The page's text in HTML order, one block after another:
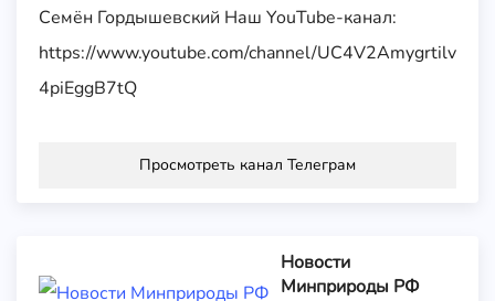
Семён Гордышевский Наш YouTube-канал:
https://www.youtube.com/channel/UC4V2Amygrtilv
4piEggB7tQ
Просмотреть канал Телеграм
Новости
Минприроды РФ